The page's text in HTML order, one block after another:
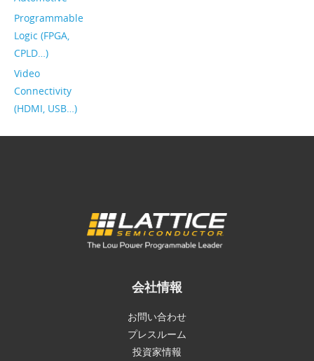
Programmable
Logic (FPGA,
CPLD…)
Video
Connectivity
(HDMI, USB…)
会社情報
お問い合わせ
プレスルーム
投資家情報